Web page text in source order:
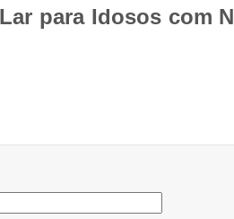
para Idosos com